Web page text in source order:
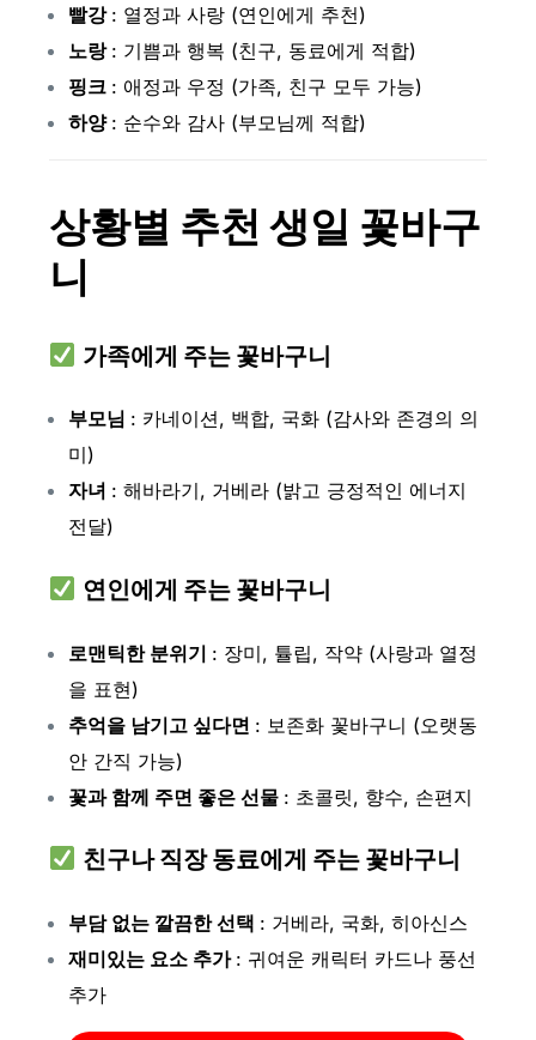
빨강 : 열정과 사랑 (연인에게 추천)
노랑 : 기쁨과 행복 (친구, 동료에게 적합)
핑크 : 애정과 우정 (가족, 친구 모두 가능)
하양 : 순수와 감사 (부모님께 적합)
상황별 추천 생일 꽃바구
니
가족에게 주는 꽃바구니
부모님 : 카네이션, 백합, 국화 (감사와 존경의 의
미)
자녀 : 해바라기, 거베라 (밝고 긍정적인 에너지
전달)
연인에게 주는 꽃바구니
로맨틱한 분위기 : 장미, 튤립, 작약 (사랑과 열정
을 표현)
추억을 남기고 싶다면 : 보존화 꽃바구니 (오랫동
안 간직 가능)
꽃과 함께 주면 좋은 선물 : 초콜릿, 향수, 손편지
친구나 직장 동료에게 주는 꽃바구니
부담 없는 깔끔한 선택 : 거베라, 국화, 히아신스
재미있는 요소 추가 : 귀여운 캐릭터 카드나 풍선
추가